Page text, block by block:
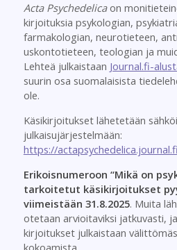
Acta Psychedelicaon
kirjoituksia psykologian,
farmakologian, neurotieteen,
uskontotieteen, teologian ja
Lehteä julkaistaan Journal.fi-
suurin osa suomalaisista
ole.
Käsikirjoitukset lähetetään
julkaisujärjestelmään:
https://
Erikoisnumeroon “Mikä on
tarkoitetut käsikirjoitukset
viimeistään 31.8.2025. Muita
otetaan arvioitaviksi jatkuvasti,
kirjoitukset julkaistaan
kokoamista.